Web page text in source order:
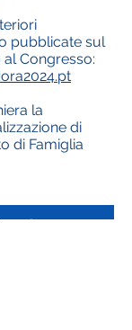
pubblicate sul
Congresso:
la
di
di Famiglia